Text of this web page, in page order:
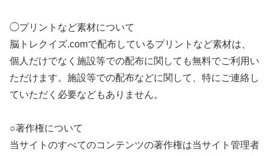
◯プリントなど素材について
脳トレクイズ.comで配布しているプリントなど素材は、
個人だけでなく施設等での配布に関しても無料でご利用い
ただけます。施設等での配布などに関して、特にご連絡し
ていただく必要などもありません。
○著作権について
当サイトのすべてのコンテンツの著作権は当サイト管理者